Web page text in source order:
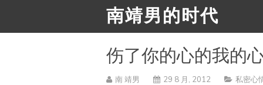
南靖男的时代
伤了你的心的我的
南 靖男 29 8 月, 2012 私密心